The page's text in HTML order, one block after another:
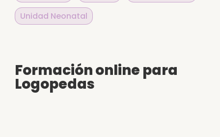
Unidad Neonatal
Formación online para
Logopedas